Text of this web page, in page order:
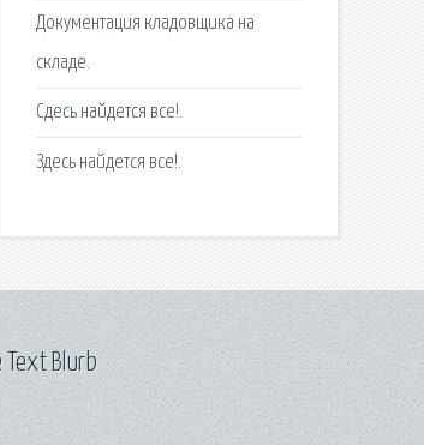
Документация кладовщика на
складе.
Сдесь найдется все!.
Здесь найдется все!.
Text Blurb